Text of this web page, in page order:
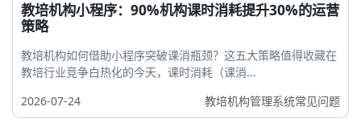
教培机构小程序：90%机构课时消耗提升30%的运营
策略
教培机构如何借助小程序突破课消瓶颈？这五大策略值得收藏在
教培行业竞争白热化的今天，课时消耗（课消...
2026-07-24
教培机构管理系统常见问题